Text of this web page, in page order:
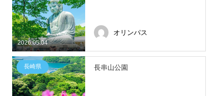
2026.05.04
オリンパス
長崎県 長串山公園